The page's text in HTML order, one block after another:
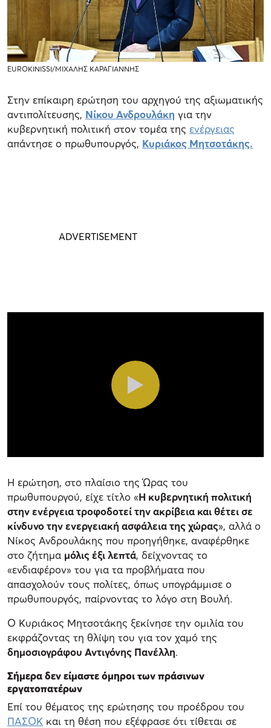
EUROKINISSI/ΜΙΧΑΛΗΣ ΚΑΡΑΓΙΑΝΝΗΣ
Στην επίκαιρη ερώτηση του αρχηγού της αξιωματικής
αντιπολίτευσης, Νίκου Ανδρουλάκη για την
κυβερνητική πολιτική στον τομέα της ενέργειας
απάντησε ο πρωθυπουργός, Κυριάκος Μητσοτάκης.
Η ερώτηση, στο πλαίσιο της Ώρας του
πρωθυπουργού, είχε τίτλο «Η κυβερνητική πολιτική
στην ενέργεια τροφοδοτεί την ακρίβεια και θέτει σε
κίνδυνο την ενεργειακή ασφάλεια της χώρας», αλλά ο
Νίκος Ανδρουλάκης που προηγήθηκε, αναφέρθηκε
στο ζήτημα μόλις έξι λεπτά, δείχνοντας το
«ενδιαφέρον» του για τα προβλήματα που
απασχολούν τους πολίτες, όπως υπογράμμισε ο
πρωθυπουργός, παίρνοντας το λόγο στη Βουλή.
Ο Κυριάκος Μητσοτάκης ξεκίνησε την ομιλία του
εκφράζοντας τη θλίψη του για τον χαμό της
δημοσιογράφου Αντιγόνης Πανέλλη.
Σήμερα δεν είμαστε όμηροι των πράσινων
εργατοπατέρων
Επί του θέματος της ερώτησης του προέδρου του
ΠΑΣΟΚ και τη θέση που εξέφρασε ότι τίθεται σε